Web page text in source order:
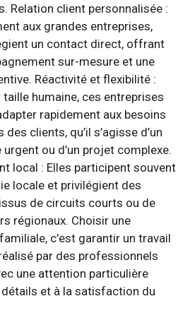
Relation client personnalisée :
aux grandes entreprises,
un contact direct, offrant
sur-mesure et une
Réactivité et flexibilité :
taille humaine, ces entreprises
rapidement aux besoins
clients, qu’il s’agisse d’un
urgent ou d’un projet complexe.
local : Elles participent souvent
locale et privilégient des
de circuits courts ou de
régionaux. Choisir une
c’est garantir un travail
par des professionnels
une attention particulière
détails et à la satisfaction du